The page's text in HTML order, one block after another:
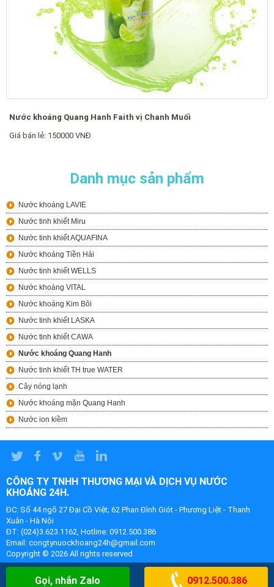
Nước khoáng Quang Hanh Faith vị Chanh Muối
Giá bán lẻ: 150000 VNĐ
Danh mục sản phẩm
Nước khoáng LAVIE
Nước tinh khiết Miru
Nước tinh khiết AQUAFINA
Nước khoáng Tiền Hải
Nước tinh khiết WELLS
Nước khoáng VITAL
Nước khoáng Kim Bôi
Nước tinh khiết LASKA
Nước tinh khiết CAWA
Nước khoáng Quang Hanh
Nước tinh khiết TH true WATER
Cây nóng lạnh
Nước khoáng mặn Quang Hanh
Nước ion kiềm
CÔNG TY TNHH THƯƠNG MẠI VÀ DỊCH VỤ NƯỚC
KHOÁNG 24H.
ĐC: Số 44 ngõ 27 Đại Cồ Việt; 62 Phan Đình Giót - Phương Liệt - Thanh
Xuân - Hà Nội
ĐT: (024)3.623.1162, Hotline: 0912.500.386
Email: congtynuockhoang24h@gmail.com
Copyright © 2026 All rights reserved
Gọi, nhắn Zalo 0912.500.386